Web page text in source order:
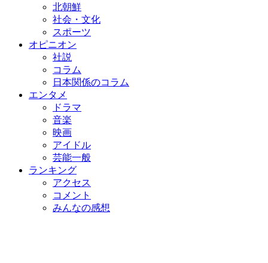
北朝鮮
社会・文化
スポーツ
オピニオン
社説
コラム
日本関係のコラム
エンタメ
ドラマ
音楽
映画
アイドル
芸能一般
ランキング
アクセス
コメント
みんなの感想